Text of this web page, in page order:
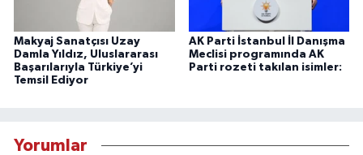
Makyaj Sanatçısı Uzay
Damla Yıldız, Uluslararası
Başarılarıyla Türkiye’yi
Temsil Ediyor
AK Parti İstanbul İl Danışma
Meclisi programında AK
Parti rozeti takılan isimler:
Yorumlar